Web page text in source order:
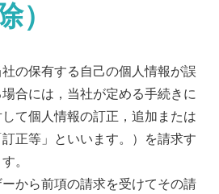
）
の保有する自己の個人情報が誤
合には，当社が定める手続きに
て個人情報の訂正，追加または
正等」といいます。）を請求す
。
から前項の請求を受けてその請